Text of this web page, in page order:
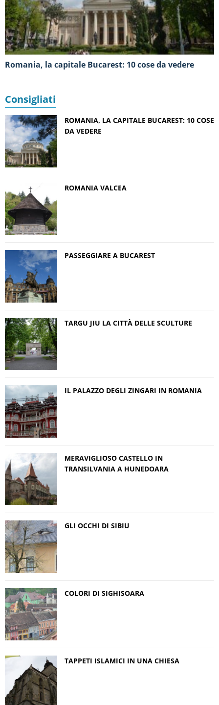
Romania, la capitale Bucarest: 10 cose da vedere
Consigliati
ROMANIA, LA CAPITALE BUCAREST: 10 COSE
DA VEDERE
ROMANIA VALCEA
PASSEGGIARE A BUCAREST
TARGU JIU LA CITTÀ DELLE SCULTURE
IL PALAZZO DEGLI ZINGARI IN ROMANIA
MERAVIGLIOSO CASTELLO IN
TRANSILVANIA A HUNEDOARA
GLI OCCHI DI SIBIU
COLORI DI SIGHISOARA
TAPPETI ISLAMICI IN UNA CHIESA